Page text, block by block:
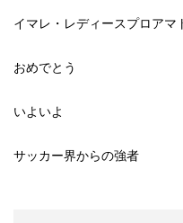
イマレ・レディースプロアマ
おめでとう
いよいよ
サッカー界からの強者